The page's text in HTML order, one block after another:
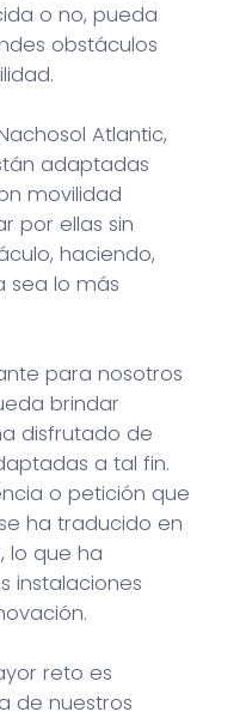
o no, pueda
obstáculos
Atlantic,
adaptadas
movilidad
por ellas sin
haciendo,
sea lo más
para nosotros
brindar
disfrutado de
a tal fin.
o petición que
ha traducido en
lo que ha
instalaciones
reto es
de nuestros